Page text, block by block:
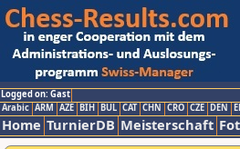
Logged on: Gast
Arabic ARM AZE BIH BUL CAT CHN CRO CZE DEN
Home TurnierDB Meisterschaft